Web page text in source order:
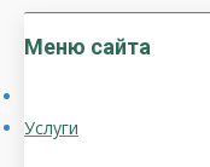
Меню сайта
Услуги